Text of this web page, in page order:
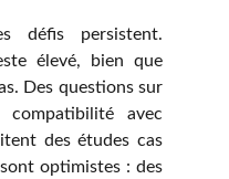
défis persistent.
élevé, bien que
Des questions sur
avec
des études cas
optimistes : des